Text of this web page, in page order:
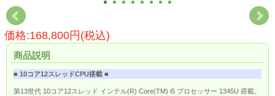
価格:168,800円(税込)
商品説明
■ 10コア12スレッドCPU搭載 ■
第13世代 10コア12スレッド インテル(R) Core(TM) i5 プロセッサー 1345U 搭載。